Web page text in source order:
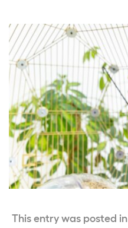
This entry was posted in